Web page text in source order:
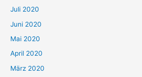
Juli 2020
Juni 2020
Mai 2020
April 2020
März 2020